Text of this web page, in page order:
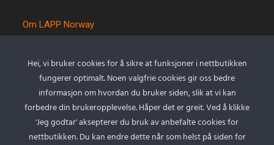
Om LAPP Norway
Kvalitet og miljø
Betingelser
Kontakt oss
Cookie policy
Personvernserklæring
Hei, vi bruker cookies for å sikre at funksjoner i nettbutikken
fungerer optimalt. Noen valgfrie cookies gir oss bedre
informasjon om hvordan du bruker siden, slik at vi kan
forbedre din brukeropplevelse. Håper det er greit. Ved å klikke
'Jeg godtar' aksepterer du bruk av anbefalte cookies for
nettbutikken. Du kan endre dette når som helst på siden for